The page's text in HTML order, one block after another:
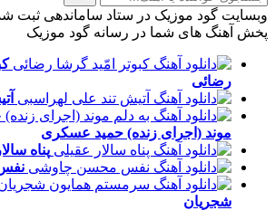
وبسایت گود موزیک در ستاد ساماندهی ثبت
پخش آهنگ های شما در رسانه گود موزیک
رضائی
موند (اجرای زنده) حمید عسکری
پناه
شجریان